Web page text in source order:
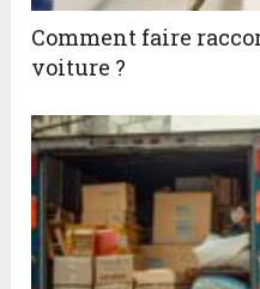
Comment faire
voiture ?